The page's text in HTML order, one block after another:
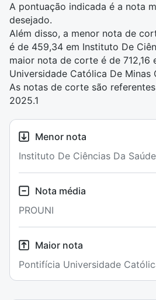
A pontuação indicada é a nota
desejado.
Além disso, a menor nota de
é de 459,34 em Instituto De
maior nota de corte é de 712,16
Universidade Católica De Minas
As notas de corte são
2025.1
Menor nota
Instituto De Ciências Da Saúde
Nota média
PROUNI
Maior nota
Pontifícia Universidade
Gerais